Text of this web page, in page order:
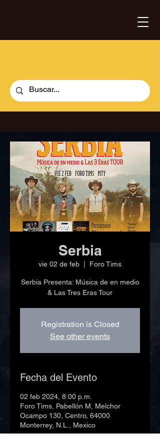
Serbia
vie 02 de feb Foro Tims
Serbia Presenta: Música de en medio
& Las Tres Eras Tour
Registration is Closed
See other events
Fecha del Evento
02 feb 2024, 8:00 p.m.
Foro Tims, Pabellón M, Melchor
Ocampo 130, Centro, 64000
Monterrey, N.L., Mexico